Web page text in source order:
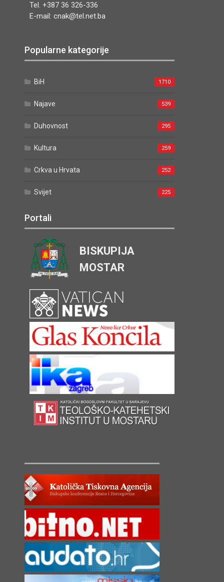
Tel. +387 36 326-336
E-mail: cnak@tel.net.ba
Popularne kategorije
BiH 1710
Najave 539
Duhovnost 295
Kultura 259
Crkva u Hrvata 252
Svijet 225
Portali
BISKUPIJA
MOSTAR